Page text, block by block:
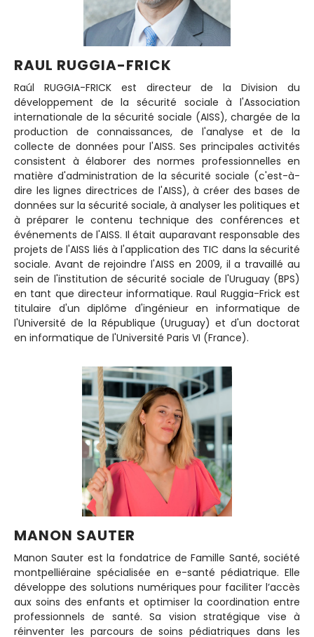
RAUL RUGGIA-FRICK
Raúl RUGGIA-FRICK est directeur de la Division du
développement de la sécurité sociale à l'Association
internationale de la sécurité sociale (AISS), chargée de la
production de connaissances, de l'analyse et de la
collecte de données pour l'AISS. Ses principales activités
consistent à élaborer des normes professionnelles en
matière d'administration de la sécurité sociale (c'est-à-
dire les lignes directrices de l'AISS), à créer des bases de
données sur la sécurité sociale, à analyser les politiques et
à préparer le contenu technique des conférences et
événements de l'AISS. Il était auparavant responsable des
projets de l'AISS liés à l'application des TIC dans la sécurité
sociale. Avant de rejoindre l'AISS en 2009, il a travaillé au
sein de l'institution de sécurité sociale de l'Uruguay (BPS)
en tant que directeur informatique. Raul Ruggia-Frick est
titulaire d'un diplôme d'ingénieur en informatique de
l'Université de la République (Uruguay) et d'un doctorat
en informatique de l'Université Paris VI (France).
MANON SAUTER
Manon Sauter est la fondatrice de Famille Santé, société
montpelliéraine spécialisée en e-santé pédiatrique. Elle
développe des solutions numériques pour faciliter l’accès
aux soins des enfants et optimiser la coordination entre
professionnels de santé. Sa vision stratégique vise à
réinventer les parcours de soins pédiatriques dans les